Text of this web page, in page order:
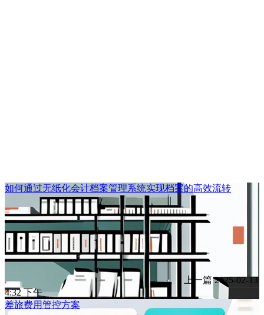
如何通过无纸化会计档案管理系统实现档案的高效流转
上一篇 2025-02-13
4:32 下午
差旅费用管控方案